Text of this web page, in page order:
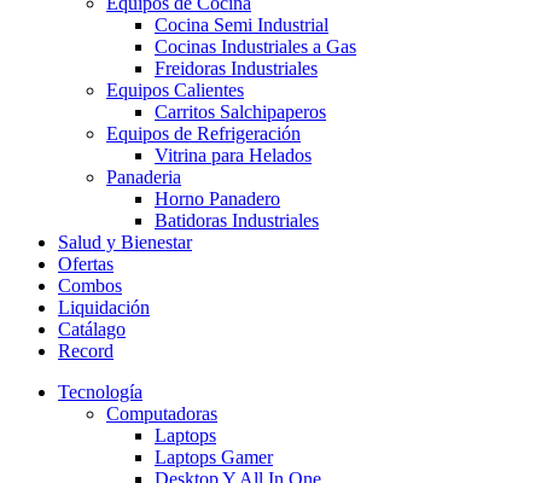
Cocina Semi Industrial
Cocinas Industriales a Gas
Freidoras Industriales
Equipos Calientes
Carritos Salchipaperos
Equipos de Refrigeración
Vitrina para Helados
Panaderia
Horno Panadero
Batidoras Industriales
Salud y Bienestar
Ofertas
Combos
Liquidación
Catálago
Record
Tecnología
Computadoras
Laptops
Laptops Gamer